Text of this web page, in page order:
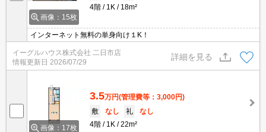
画像：15枚
4階 1K 18m²
インターネット無料の単身向け１K！
イーグルハウス株式会社 二日市店
情報更新日 2026/07/29
詳細を見る
画像：17枚
3.5万円(管理費等：3,000円)
敷
なし 礼
なし
4階
1K 22m²